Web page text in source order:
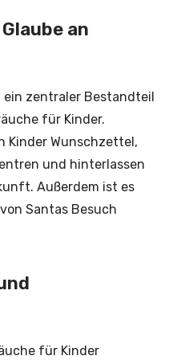
an
ein zentraler Bestandteil
für Kinder.
Kinder Wunschzettel,
und hinterlassen
Außerdem ist es
Santas Besuch
für Kinder